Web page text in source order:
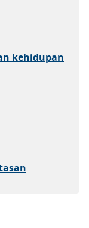
kehidupan